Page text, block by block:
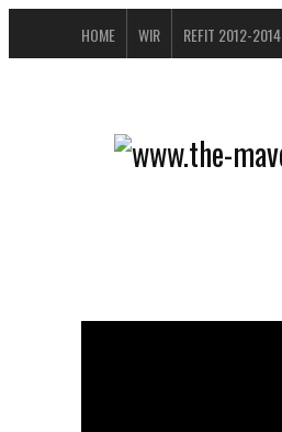
HOME WIR REFIT 2012-2014
DATENSCHUTZERKLÄRUNG